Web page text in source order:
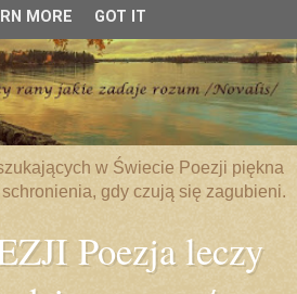
w Świecie Poezji piękna
gdy czują się zagubieni.
Poezja leczy
MORE GOT IT